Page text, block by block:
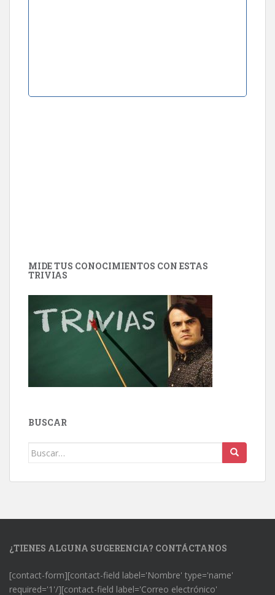
MIDE TUS CONOCIMIENTOS CON ESTAS
TRIVIAS
BUSCAR
Buscar:
¿TIENES ALGUNA SUGERENCIA? CONTÁCTANOS
[contact-form][contact-field label='Nombre' type='name'
required='1'/][contact-field label='Correo electrónico'